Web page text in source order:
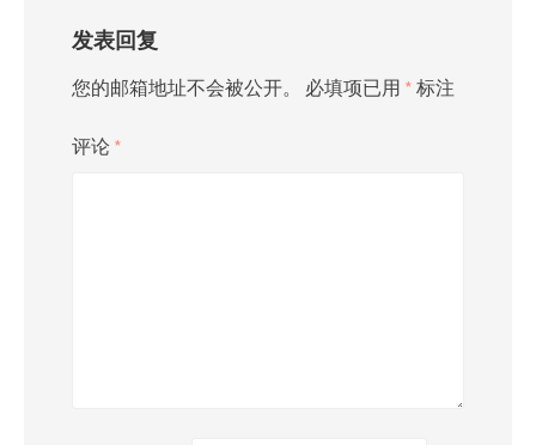
发表回复
您的邮箱地址不会被公开。 必填项已用 * 标注
评论 *